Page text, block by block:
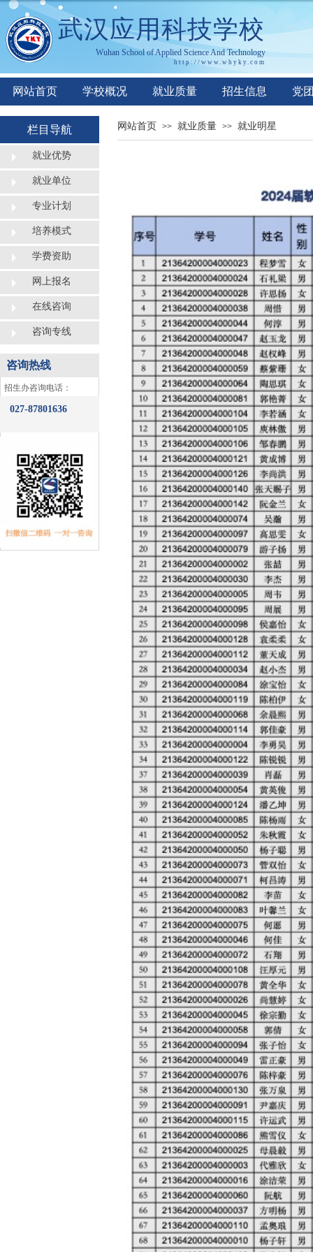
武汉应用科技学校
Wuhan School ofApplied ScienceAnd Technology
http://www.whyky.co m
网站首页 学校概况 就业质量 招生信息 党
栏目导航 网站首页 >> 就业质量 >> 就业明星
就业优势
就业单位
专业计划
培养模式
学费资助
网上报名
在线咨询
咨询专线
咨询热线
​招生办咨询电话：
027-87801636